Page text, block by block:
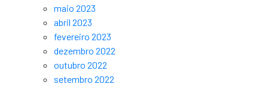
maio 2023
abril 2023
fevereiro 2023
dezembro 2022
outubro 2022
setembro 2022